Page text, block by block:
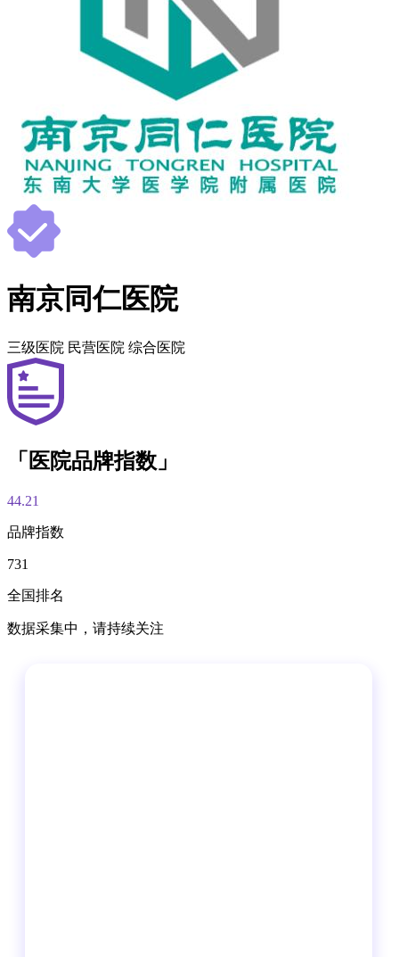
南京同仁医院
三级医院 民营医院 综合医院
「医院品牌指数」
44.21
品牌指数
731
全国排名
数据采集中，请持续关注